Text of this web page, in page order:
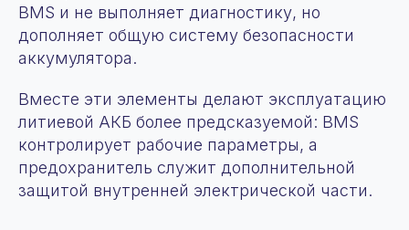
BMS и не выполняет диагностику, но
дополняет общую систему безопасности
аккумулятора.
Вместе эти элементы делают эксплуатацию
литиевой АКБ более предсказуемой: BMS
контролирует рабочие параметры, а
предохранитель служит дополнительной
защитой внутренней электрической части.